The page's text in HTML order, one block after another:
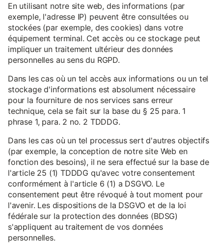
En utilisant notre site web, des informations (par
exemple, l'adresse IP) peuvent être consultées ou
stockées (par exemple, des cookies) dans votre
équipement terminal. Cet accès ou ce stockage peut
impliquer un traitement ultérieur des données
personnelles au sens du RGPD.
Dans les cas où un tel accès aux informations ou un tel
stockage d'informations est absolument nécessaire
pour la fourniture de nos services sans erreur
technique, cela se fait sur la base du § 25 para. 1
phrase 1, para. 2 no. 2 TDDDG.
Dans les cas où un tel processus sert d'autres objectifs
(par exemple, la conception de notre site Web en
fonction des besoins), il ne sera effectué sur la base de
l'article 25 (1) TDDDG qu'avec votre consentement
conformément à l'article 6 (1) a DSGVO. Le
consentement peut être révoqué à tout moment pour
l'avenir. Les dispositions de la DSGVO et de la loi
fédérale sur la protection des données (BDSG)
s'appliquent au traitement de vos données
personnelles.